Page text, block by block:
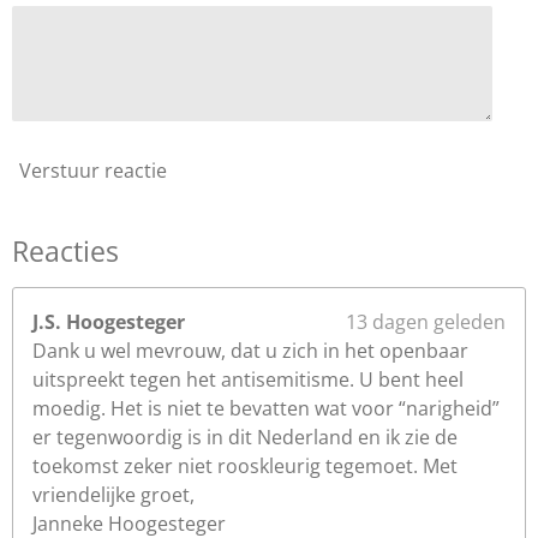
Verstuur reactie
Reacties
J.S. Hoogesteger
13 dagen geleden
Dank u wel mevrouw, dat u zich in het openbaar
uitspreekt tegen het antisemitisme. U bent heel
moedig. Het is niet te bevatten wat voor “narigheid”
er tegenwoordig is in dit Nederland en ik zie de
toekomst zeker niet rooskleurig tegemoet. Met
vriendelijke groet,
Janneke Hoogesteger